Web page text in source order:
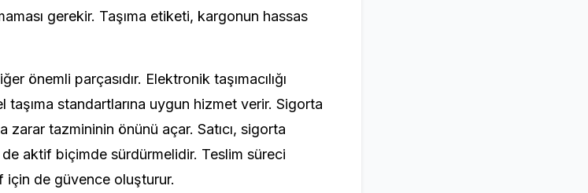
gerekir. Taşıma etiketi, kargonun hassas
önemli parçasıdır. Elektronik taşımacılığı
standartlarına uygun hizmet verir. Sigorta
tazmininin önünü açar. Satıcı, sigorta
aktif biçimde sürdürmelidir. Teslim süreci
için de güvence oluşturur.